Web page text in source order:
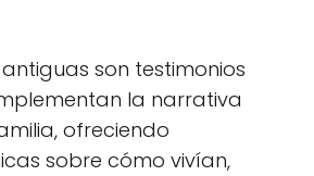
son testimonios
la narrativa
ofreciendo
sobre cómo vivían,